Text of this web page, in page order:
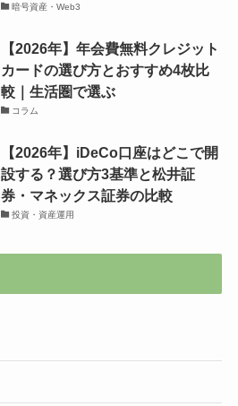
暗号資産・Web3
【2026年】年会費無料クレジット
カードの選び方とおすすめ4枚比
較｜生活圏で選ぶ
コラム
【2026年】iDeCo口座はどこで開
設する？選び方3基準と松井証
券・マネックス証券の比較
投資・資産運用